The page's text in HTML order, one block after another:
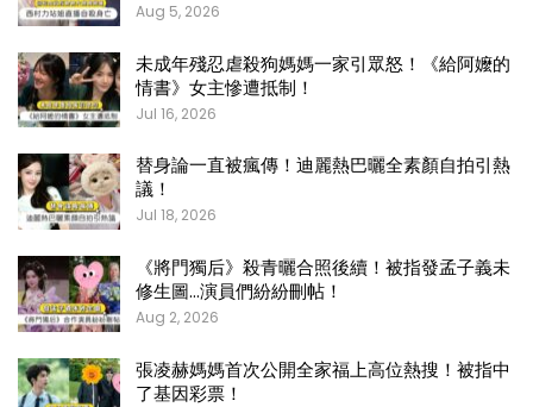
Aug 5, 2026
未成年殘忍虐殺狗媽媽一家引眾怒！《給阿嬤的
情書》女主慘遭抵制！
Jul 16, 2026
替身論一直被瘋傳！迪麗熱巴曬全素顏自拍引熱
議！
Jul 18, 2026
《將門獨后》殺青曬合照後續！被指發孟子義未
修生圖…演員們紛紛刪帖！
Aug 2, 2026
張凌赫媽媽首次公開全家福上高位熱搜！被指中
了基因彩票！